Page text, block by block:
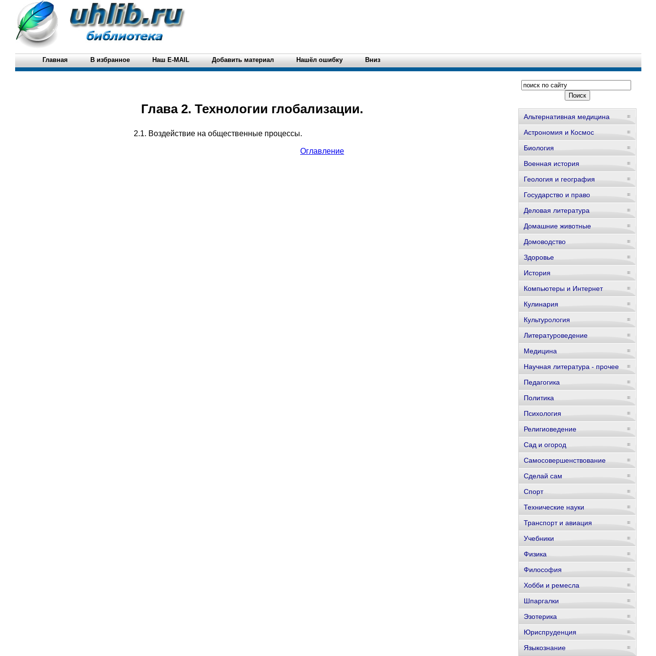
Главная В избранное Наш E-MAIL Добавить материал Нашёл ошибку Вниз
Глава 2. Технологии глобализации.
2.1. Воздействие на общественные процессы.
Оглавление
Альтернативная медицина
Астрономия и Космос
Биология
Военная история
Геология и география
Государство и право
Деловая литература
Домашние животные
Домоводство
Здоровье
История
Компьютеры и Интернет
Кулинария
Культурология
Литературоведение
Медицина
Научная литература - прочее
Педагогика
Политика
Психология
Религиоведение
Сад и огород
Самосовершенствование
Сделай сам
Спорт
Технические науки
Транспорт и авиация
Учебники
Физика
Философия
Хобби и ремесла
Шпаргалки
Эзотерика
Юриспруденция
Языкознание